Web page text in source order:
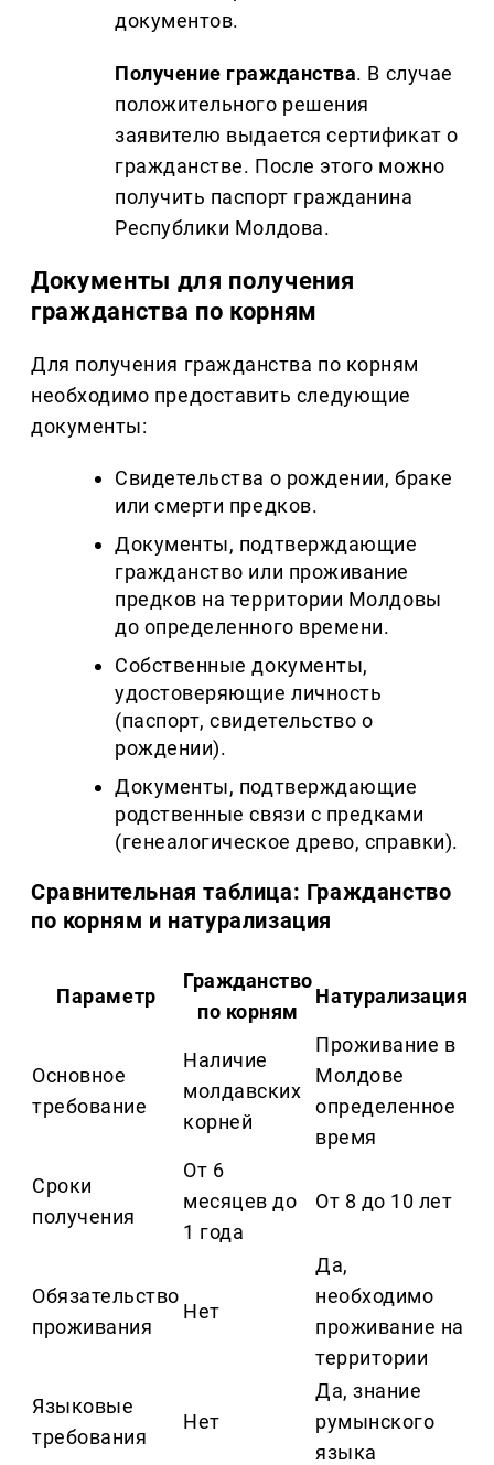
документов.
Получение гражданства. В случае
положительного решения
заявителю выдается сертификат о
гражданстве. После этого можно
получить паспорт гражданина
Республики Молдова.
Документы для получения
гражданства по корням
Для получения гражданства по корням
необходимо предоставить следующие
документы:
Свидетельства о рождении, браке
или смерти предков.
Документы, подтверждающие
гражданство или проживание
предков на территории Молдовы
до определенного времени.
Собственные документы,
удостоверяющие личность
(паспорт, свидетельство о
рождении).
Документы, подтверждающие
родственные связи с предками
(генеалогическое древо, справки).
Сравнительная таблица: Гражданство
по корням и натурализация
Параметр
Гражданство
по корням
Натурализация
Основное
требование
Наличие
молдавских
корней
Проживание в
Молдове
определенное
время
Сроки
получения
От 6
месяцев до
1 года
От 8 до 10 лет
Обязательство
проживания
Нет
Да,
необходимо
проживание на
территории
Языковые
требования
Нет
Да, знание
румынского
языка